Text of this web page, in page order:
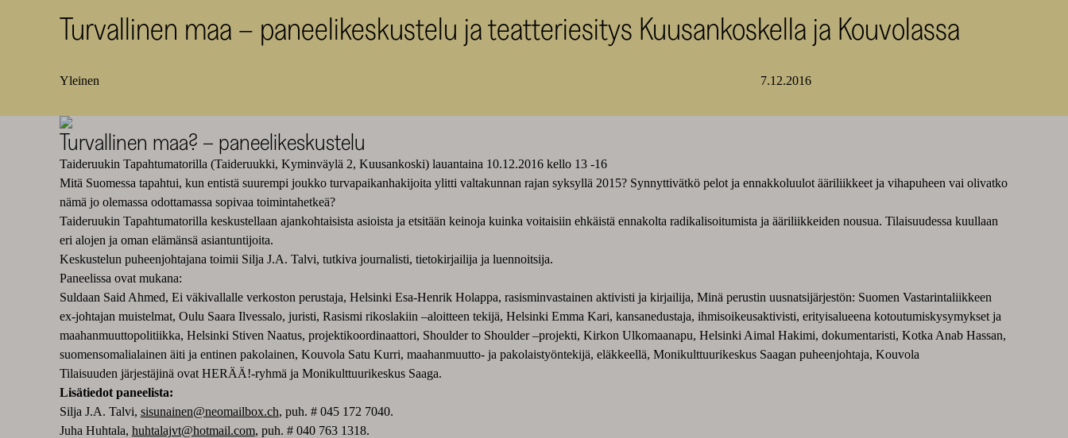
Turvallinen maa – paneelikeskustelu ja teatteriesitys Kuusankoskella ja Kouvolassa
Yleinen 7.12.2016
Turvallinen maa? – paneelikeskustelu
Taideruukin Tapahtumatorilla (Taideruukki, Kyminväylä 2, Kuusankoski) lauantaina 10.12.2016 kello 13 -16
Mitä Suomessa tapahtui, kun entistä suurempi joukko turvapaikanhakijoita ylitti valtakunnan rajan syksyllä 2015? Synnyttivätkö pelot ja ennakkoluulot ääriliikkeet ja vihapuheen vai olivatko
nämä jo olemassa odottamassa sopivaa toimintahetkeä?
Taideruukin Tapahtumatorilla keskustellaan ajankohtaisista asioista ja etsitään keinoja kuinka voitaisiin ehkäistä ennakolta radikalisoitumista ja ääriliikkeiden nousua. Tilaisuudessa kuullaan
eri alojen ja oman elämänsä asiantuntijoita.
Keskustelun puheenjohtajana toimii Silja J.A. Talvi, tutkiva journalisti, tietokirjailija ja luennoitsija.
Paneelissa ovat mukana:
Suldaan Said Ahmed, Ei väkivallalle verkoston perustaja, Helsinki Esa-Henrik Holappa, rasisminvastainen aktivisti ja kirjailija, Minä perustin uusnatsijärjestön: Suomen Vastarintaliikkeen
ex-johtajan muistelmat, Oulu Saara Ilvessalo, juristi, Rasismi rikoslakiin –aloitteen tekijä, Helsinki Emma Kari, kansanedustaja, ihmisoikeusaktivisti, erityisalueena kotoutumiskysymykset ja
maahanmuuttopolitiikka, Helsinki Stiven Naatus, projektikoordinaattori, Shoulder to Shoulder –projekti, Kirkon Ulkomaanapu, Helsinki Aimal Hakimi, dokumentaristi, Kotka Anab Hassan,
suomensomalialainen äiti ja entinen pakolainen, Kouvola Satu Kurri, maahanmuutto- ja pakolaistyöntekijä, eläkkeellä, Monikulttuurikeskus Saagan puheenjohtaja, Kouvola
Tilaisuuden järjestäjinä ovat HERÄÄ!-ryhmä ja Monikulttuurikeskus Saaga.
Lisätiedot paneelista:
Silja J.A. Talvi, sisunainen@neomailbox.ch, puh. # 045 172 7040.
Juha Huhtala, huhtalajvt@hotmail.com, puh. # 040 763 1318.